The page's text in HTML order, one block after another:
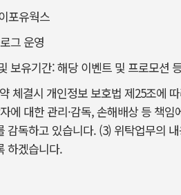
포유웍스
그 운영
보유기간: 해당 이벤트 및 프로모션
체결시 개인정보 보호법 제25조에
에 대한 관리·감독, 손해배상 등 책
감독하고 있습니다. (3) 위탁업무의
하겠습니다.